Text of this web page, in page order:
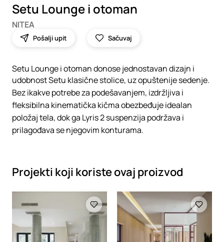
Setu Lounge i otoman
NITEA
Pošalji upit Sačuvaj
Setu Lounge i otoman donose jednostavan dizajn i
udobnost Setu klasične stolice, uz opuštenije sedenje.
Bez ikakve potrebe za podešavanjem, izdržljiva i
fleksibilna kinematička kičma obezbeđuje idealan
položaj tela, dok ga Lyris 2 suspenzija podržava i
prilagođava se njegovim konturama.
Projekti koji koriste ovaj proizvod
Loading